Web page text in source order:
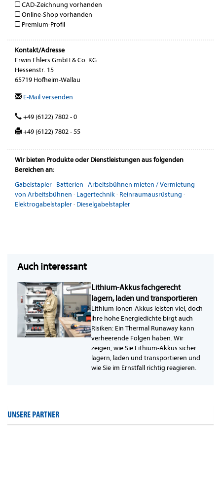
CAD-Zeichnung vorhanden
Online-Shop vorhanden
Premium-Profil
Kontakt/Adresse
Erwin Ehlers GmbH & Co. KG
Hessenstr. 15
65719 Hofheim-Wallau
E-Mail versenden
+49 (6122) 7802 - 0
+49 (6122) 7802 - 55
Wir bieten Produkte oder Dienstleistungen aus folgenden
Bereichen an:
Gabelstapler· Batterien ·Arbeitsbühnen mieten / Vermietung
von Arbeitsbühnen · Lagertechnik· Reinraumausrüstung ·
Elektrogabelstapler· Dieselgabelstapler
Auch interessant
Lithium-Akkus fachgerecht
lagern, laden und transportieren
Lithium-Ionen-Akkus leisten viel, doch
ihre hohe Energiedichte birgt auch
Risiken: Ein Thermal Runaway kann
verheerende Folgen haben. Wir
zeigen, wie Sie Lithium-Akkus sicher
lagern, laden und transportieren und
wie Sie im Ernstfall richtig reagieren.
UNSERE PARTNER